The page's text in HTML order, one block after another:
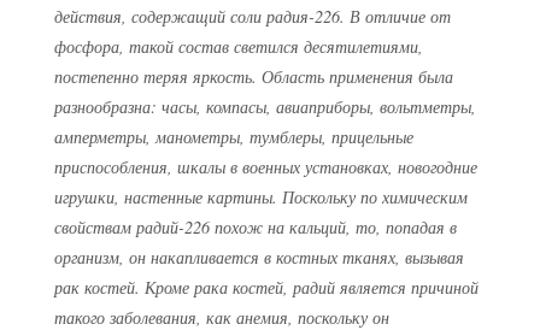
действия, содержащий соли радия-226. В отличие от
фосфора, такой состав светился десятилетиями,
постепенно теряя яркость. Область применения была
разнообразна: часы, компасы, авиаприборы, вольтметры,
амперметры, манометры, тумблеры, прицельные
приспособления, шкалы в военных установках, новогодние
игрушки, настенные картины. Поскольку по химическим
свойствам радий-226 похож на кальций, то, попадая в
организм, он накапливается в костных тканях, вызывая
рак костей. Кроме рака костей, радий является причиной
такого заболевания, как анемия, поскольку он